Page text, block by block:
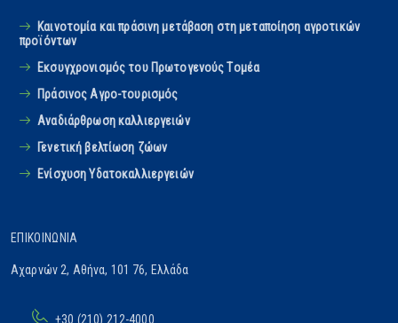
Καινοτομία και πράσινη μετάβαση στη μεταποίηση αγροτικών
προϊόντων
Εκσυγχρονισμός του Πρωτογενούς Tομέα
Πράσινος Αγρο-τουρισμός
Αναδιάρθρωση καλλιεργειών
Γενετική βελτίωση ζώων
Ενίσχυση Υδατοκαλλιεργειών
ΕΠΙΚΟΙΝΩΝΊΑ
Αχαρνών 2, Αθήνα, 101 76, Ελλάδα
+30 (210) 212-4000